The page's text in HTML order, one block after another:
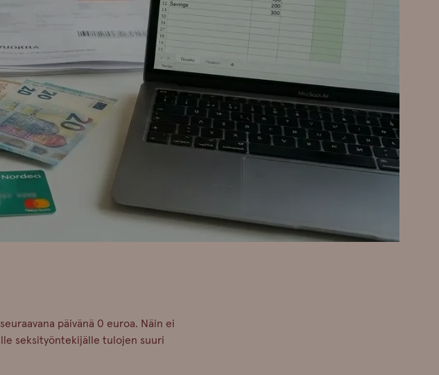
päivänä 0 euroa. Näin ei
seksityöntekijälle tulojen suuri